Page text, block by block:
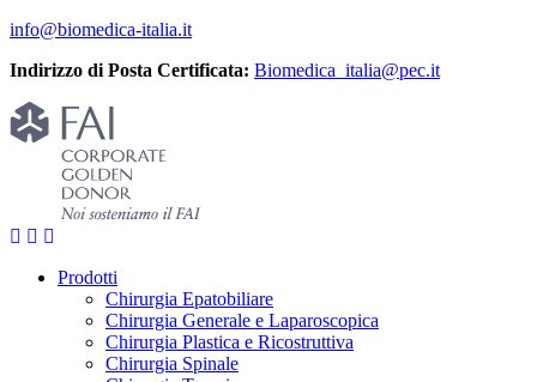
info@biomedica-italia.it
Indirizzo di Posta Certificata: Biomedica_italia@pec.it
Prodotti
Chirurgia Epatobiliare
Chirurgia Generale e Laparoscopica
Chirurgia Plastica e Ricostruttiva
Chirurgia Spinale